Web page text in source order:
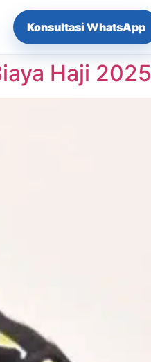
Konsultasi WhatsApp
Haji 2025